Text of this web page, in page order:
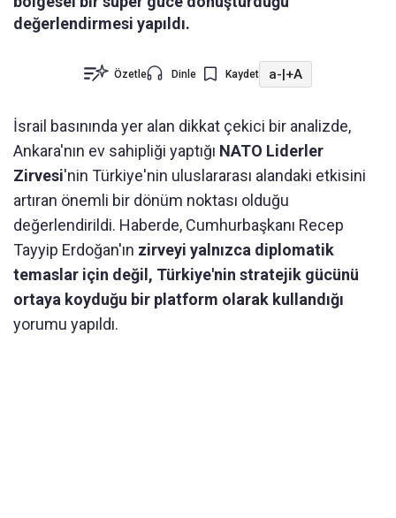
değerlendirmesi yapıldı.
Özetle Dinle Kaydet a-|+A
İsrail basınında yer alan dikkat çekici bir analizde,
Ankara'nın ev sahipliği yaptığı NATO Liderler
Zirvesi'nin Türkiye'nin uluslararası alandaki etkisini
artıran önemli bir dönüm noktası olduğu
değerlendirildi. Haberde, Cumhurbaşkanı Recep
Tayyip Erdoğan'ın zirveyi yalnızca diplomatik
temaslar için değil, Türkiye'nin stratejik gücünü
ortaya koyduğu bir platform olarak kullandığı
yorumu yapıldı.